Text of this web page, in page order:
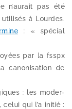
n’au­rait pas été
à Lourdes.
: « spé­cial
par la fsspx
cano­ni­sa­tion de
: les moder­
qui l’a ini­tié :